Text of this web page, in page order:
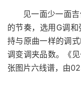
见一面少一面
的节奏，选用G调
持与原曲一样的调
调变调夹品数。《
张图片六线谱，由